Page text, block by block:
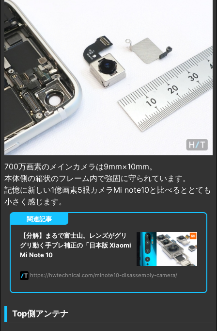
700万画素のメインカメラは9mm×10mm。
本体側の箱状のフレーム内で強固に守られています。
記憶に新しい1億画素5眼カメラMi note10と比べるととても
小さく感じます。
【分解】まるで富士山。レンズがグリ
グリ動く手ブレ補正の「日本版 Xiaomi
Mi Note 10
https://hwtechnical.com/minote10-disassembly-camera/
Top側アンテナ